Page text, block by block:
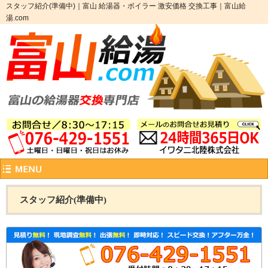
スタッフ紹介(準備中)｜富山 給湯器・ボイラー 激安価格 交換工事｜富山給
湯.com
スタッフ紹介(準備中)